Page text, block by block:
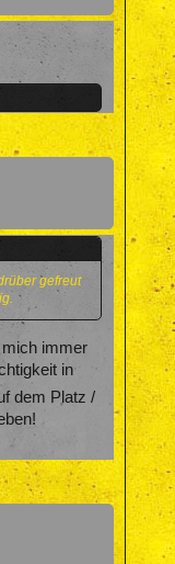
gefreut
immer
in
dem Platz /